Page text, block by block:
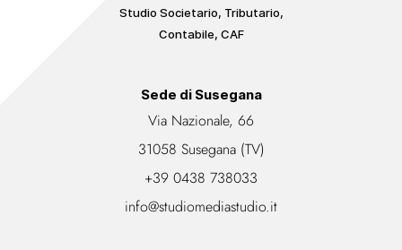
Studio Societario, Tributario,
Contabile, CAF
Sede di Susegana
Via Nazionale, 66
31058 Susegana (TV)
+39 0438 738033
info@studiomediastudio.it